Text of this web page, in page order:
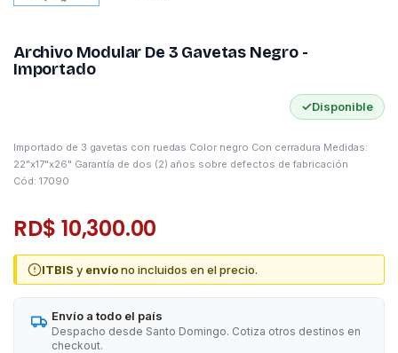
Archivo Modular De 3 Gavetas Negro -
Importado
✓Disponible
Importado de 3 gavetas con ruedas Color negro Con cerradura Medidas:
22"x17"x26" Garantía de dos (2) años sobre defectos de fabricación
Cód: 17090
RD$ 10,300.00
ITBIS y envíono incluidos en el precio.
Envío a todo el país
Despacho desde Santo Domingo. Cotiza otros destinos en
checkout.